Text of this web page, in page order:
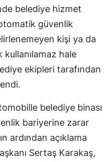
belediye hizmet
güvenlik
kişi ya da
kullanılamaz hale
ekipleri tarafından
belediye binası
bariyerine zarar
ardından açıklama
Sertaş Karakaş,